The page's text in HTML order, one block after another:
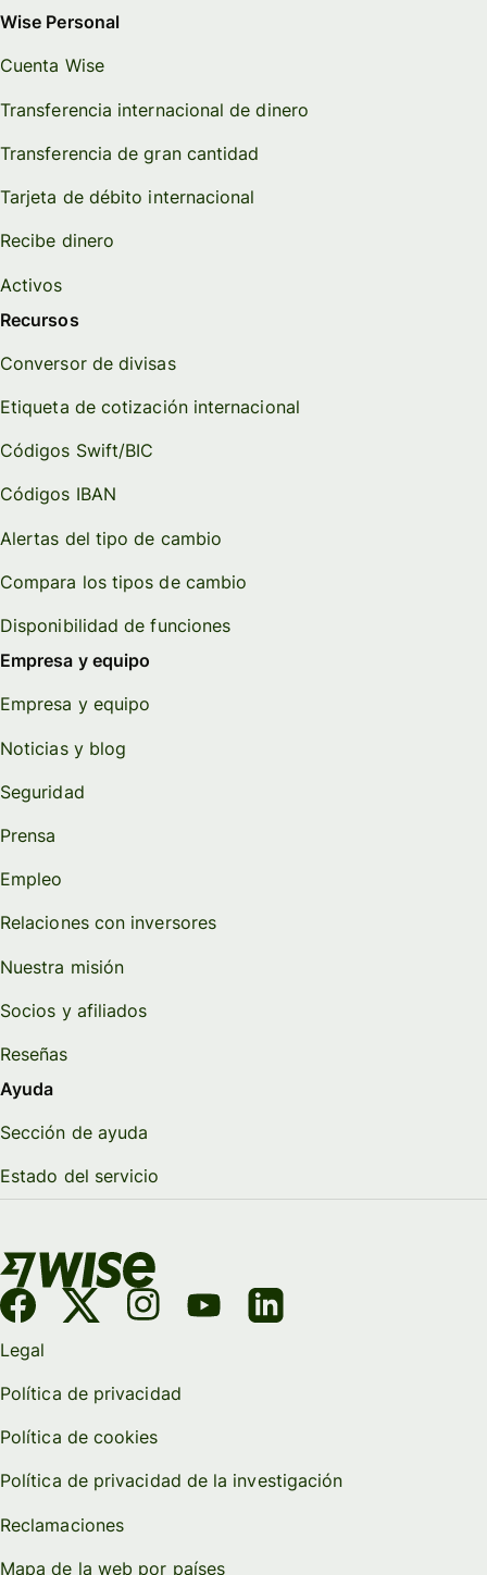
Wise Personal
Cuenta Wise
Transferencia internacional de dinero
Transferencia de gran cantidad
Tarjeta de débito internacional
Recibe dinero
Activos
Recursos
Conversor de divisas
Etiqueta de cotización internacional
Códigos Swift/BIC
Códigos IBAN
Alertas del tipo de cambio
Compara los tipos de cambio
Disponibilidad de funciones
Empresa y equipo
Empresa y equipo
Noticias y blog
Seguridad
Prensa
Empleo
Relaciones con inversores
Nuestra misión
Socios y afiliados
Reseñas
Ayuda
Sección de ayuda
Estado del servicio
Legal
Política de privacidad
Política de cookies
Política de privacidad de la investigación
Reclamaciones
Mapa de la web por países